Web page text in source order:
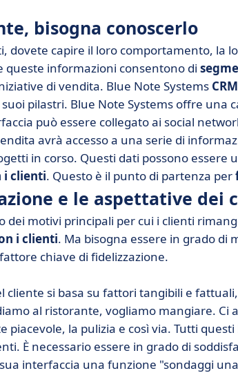
bisogna conoscerlo
dovete capire il loro comportamento, la
queste informazioni consentono di
di vendita. Blue Note Systems CRM
pilastri. Blue Note Systems offre una
può essere collegato ai social
avrà accesso a una serie di
in corso. Questi dati possono essere
i clienti. Questo è il punto di partenza per
e le aspettative dei
dei motivi principali per cui i clienti
i clienti. Ma bisogna essere in grado di
chiave di fidelizzazione.
cliente si basa su fattori tangibili e
al ristorante, vogliamo mangiare. Ci
piacevole, la pulizia e così via. Tutti
È necessario essere in grado di
interfaccia una funzione "sondaggi